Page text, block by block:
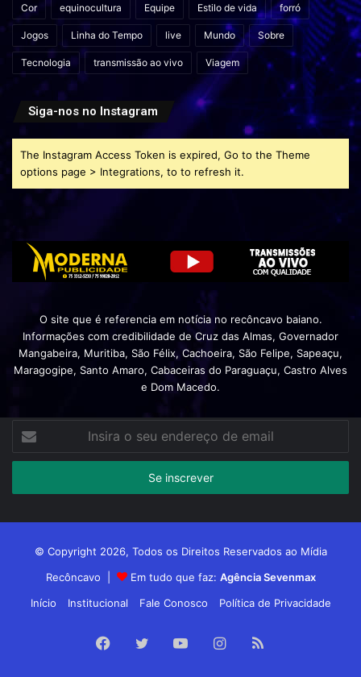
Cor equinocultura Equipe Estilo de vida forró
Jogos Linha do Tempo live Mundo Sobre
Tecnologia transmissão ao vivo Viagem
Siga-nos no Instagram
The Instagram Access Token is expired, Go to the Theme
options page > Integrations, to to refresh it.
O site que é referencia em notícia no recôncavo baiano.
Informações com credibilidade de Cruz das Almas, Governador
Mangabeira, Muritiba, São Félix, Cachoeira, São Felipe, Sapeaçu,
Maragogipe, Santo Amaro, Cabaceiras do Paraguaçu, Castro Alves
e Dom Macedo.
seu
de
© Copyright 2026, Todos os Direitos Reservados ao Mídia
Recôncavo |
Em tudo que faz: Agência Sevenmax
Início
Institucional Fale Conosco Política de Privacidade
Facebook
TwitterYouTubeInstagram
RSS